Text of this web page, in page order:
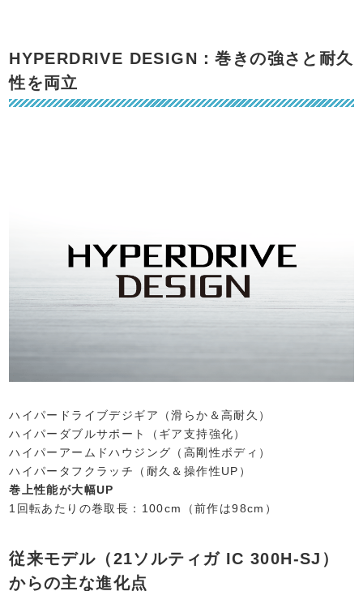
HYPERDRIVE DESIGN：巻きの強さと耐久
性を両立
ハイパードライブデジギア（滑らか＆高耐久）
ハイパーダブルサポート（ギア支持強化）
ハイパーアームドハウジング（高剛性ボディ）
ハイパータフクラッチ（耐久＆操作性UP）
巻上性能が大幅UP
1回転あたりの巻取長：100cm（前作は98cm）
従来モデル（21ソルティガ IC 300H-SJ）
からの主な進化点